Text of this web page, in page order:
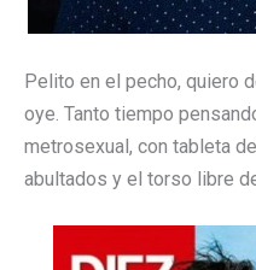
Pelito en el pecho, quiero
oye. Tanto tiempo
metrosexual, con tableta
abultados y el torso libre